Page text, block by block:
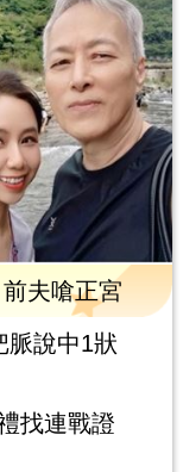
夫嗆正宮
說中1狀
找連戰證